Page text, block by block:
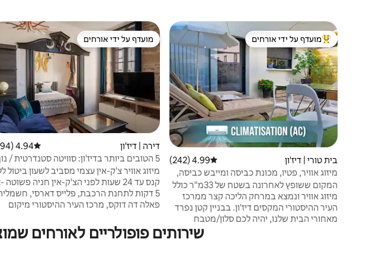
מוביל בקרב נכסים מועדפים על ידי אורחים
מועדף על ידי אורחים
בית טורי | דיז'ון דירוג ממוצע של 4.99 מתוך 5, 242 ביקורות
4.99 (242)
מיזוג אוויר, פטיו, מכונת כביסה ומייבש כביסה,
חניה
המקום ששופץ לאחרונה בשטח של 33מ"ר כולל
מיזוג אוויר ונמצא במרחק הליכה קצר ממרכז
העיר ההיסטורי המקסים דיז'ון. בבניין קטן נפרד
מאחורי הבית שלנו, יהיה לכם סלון/מטבח
משלכם, חדר שינה נפרד וחדר רחצה. יש חניה
ציבורית חינם ברחוב מול הבית. אתה תהיה
מועדף על ידי אורחים
מועדף על ידי אורחים
דירה | דיז'ון דירוג ממוצע של 4.94 מתוך 5,
4.94 (494)
5 הטובים ביותר בדיז'ון: סוויטה סטנדרטית /
לקתדרלה
מיזוג אוויר צ'ק-אין עצמי מסביב לשעון ביטול
קנס עד 24
5 דקות לתחנת הרכבת, פלייס דארסי,
פאלה דה דוקס, מרכז העיר ההיסטורי מיקום
עם אופי. עם נופים מדהימים של קתדרלת סן
בניין, הסוויטה הזו בגודל 40 מ"ר שופצה
שירותים פופולריים לאורחים